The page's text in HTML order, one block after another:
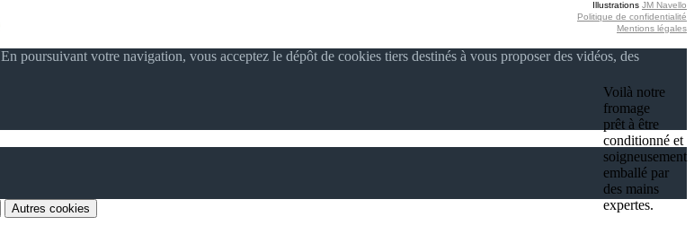
Voilà notre
fromage
prêt à être
conditionné et
soigneusement
emballé par
des mains
expertes.
Illustrations JM Navello
Politique de confidentialité
Mentions légales
En poursuivant votre navigation, vous acceptez le dépôt de cookies tiers destinés à vous proposer des vidéos, des
Autres cookies